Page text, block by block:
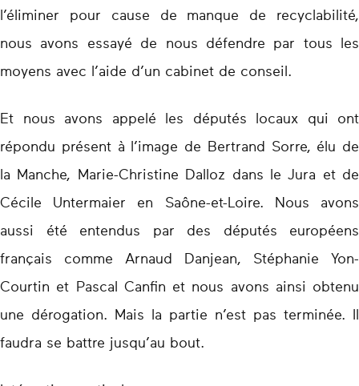
l’éliminer pour cause de manque de recyclabilité,
nous avons essayé de nous défendre par tous les
moyens avec l’aide d’un cabinet de conseil.
Et nous avons appelé les députés locaux qui ont
répondu présent à l’image de Bertrand Sorre, élu de
la Manche, Marie-Christine Dalloz dans le Jura et de
Cécile Untermaier en Saône-et-Loire. Nous avons
aussi été entendus par des députés européens
français comme Arnaud Danjean, Stéphanie Yon-
Courtin et Pascal Canfin et nous avons ainsi obtenu
une dérogation. Mais la partie n’est pas terminée. Il
faudra se battre jusqu’au bout.